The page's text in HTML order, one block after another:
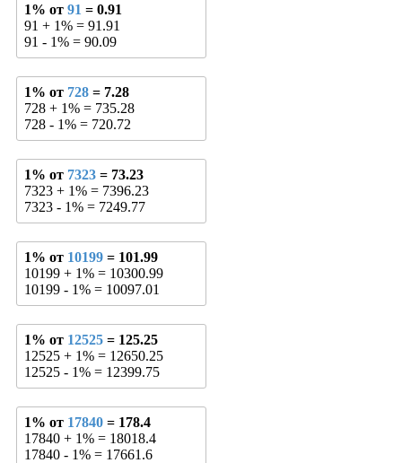
1% от 91 = 0.91
91 + 1% = 91.91
91 - 1% = 90.09
1% от 728 = 7.28
728 + 1% = 735.28
728 - 1% = 720.72
1% от 7323 = 73.23
7323 + 1% = 7396.23
7323 - 1% = 7249.77
1% от 10199 = 101.99
10199 + 1% = 10300.99
10199 - 1% = 10097.01
1% от 12525 = 125.25
12525 + 1% = 12650.25
12525 - 1% = 12399.75
1% от 17840 = 178.4
17840 + 1% = 18018.4
17840 - 1% = 17661.6